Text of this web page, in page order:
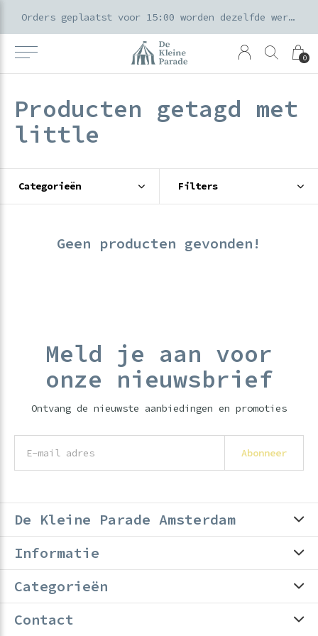
0
Orders geplaatst voor 15:00 worden dezelfde werkdag verzonden
Producten getagd met
little
Categorieën Filters
Geen producten gevonden!
Meld je aan voor
onze nieuwsbrief
Ontvang de nieuwste aanbiedingen en promoties
Abonneer
De Kleine Parade Amsterdam
Informatie
Categorieën
Contact